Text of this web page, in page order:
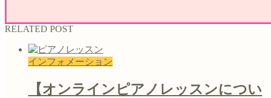
RELATED POST
インフォメーション
【オンラインピアノレッスンについ